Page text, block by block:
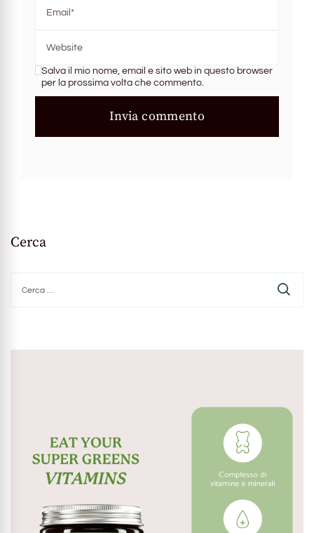
Salva il mio nome, email e sito web in questo browser
per la prossima volta che commento.
Cerca
per: